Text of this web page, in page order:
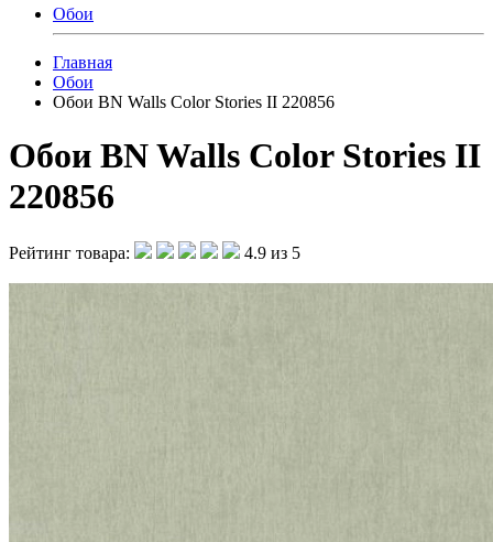
Обои
Главная
Обои
Обои BN Walls Color Stories II 220856
Обои BN Walls Color Stories II
220856
Рейтинг товара: 4.9 из 5